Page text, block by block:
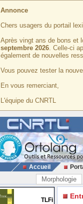
Annonce
Chers usagers du portail
Après vingt ans de bons et
septembre 2026. Celle-ci
également de nouvelles
Vous pouvez tester la
En vous remerciant,
L'équipe du CNRTL
Accueil
Morphologie
TLFi